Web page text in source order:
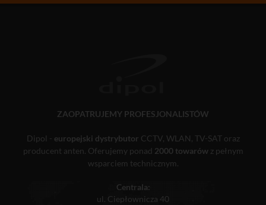
ZAOPATRUJEMY PROFESJONALISTÓW
Dipol - europejski dystrybutor CCTV, WLAN, TV-SAT oraz
producent anten. Oferujemy ponad 2000 towarówz pełnym
wsparciem technicznym.
Centrala:
ul. Ciepłownicza 40